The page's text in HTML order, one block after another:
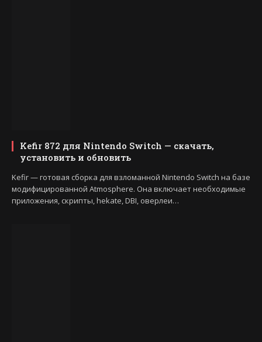
Kefir 872 для Nintendo Switch — скачать,
установить и обновить
Kefir — готовая сборка для взломанной Nintendo Switch на базе
модифицированной Atmosphere. Она включает необходимые
приложения, скрипты, hekate, DBI, оверлеи…